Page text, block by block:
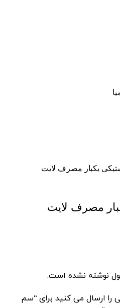
مصرف لایت
نوشته نشده است.
را ارسال می کنید برای “سم